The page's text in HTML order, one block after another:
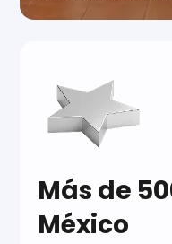
Más de
México